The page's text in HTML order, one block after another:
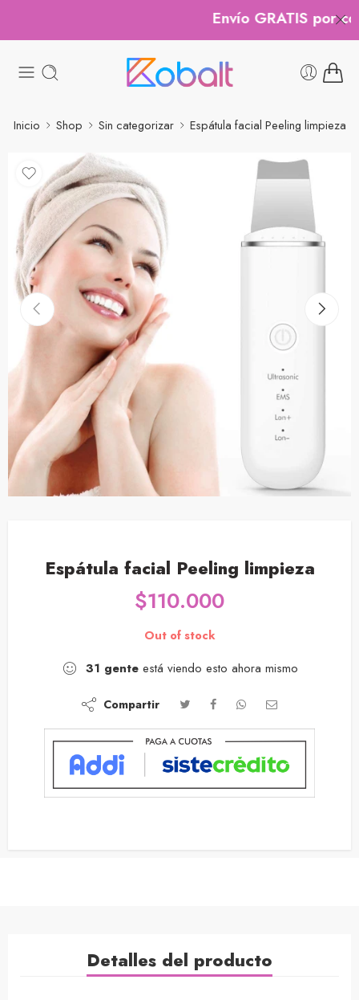
Envío GRATIS por
Inicio Shop Sin categorizar Espátula facial Peeling limpieza
Espátula facial Peeling limpieza
$110.000
Out of stock
31 genteestá viendo esto ahora mismo
Compartir
Detalles del producto